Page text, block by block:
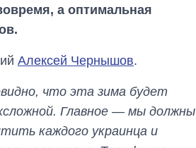
а оптимальная
Алексей Чернышов.
что эта зима будет
Главное — мы должны
каждого украинца и